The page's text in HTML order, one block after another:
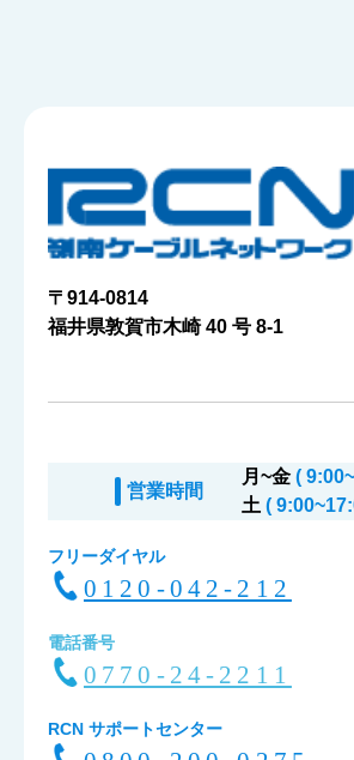
〒914-0814
福井県敦賀市木崎 40 号 8-1
営業時間
月~金 (
土 (
フリーダイヤル
0120-042-212
電話番号
0770-24-2211
RCN サポートセンター